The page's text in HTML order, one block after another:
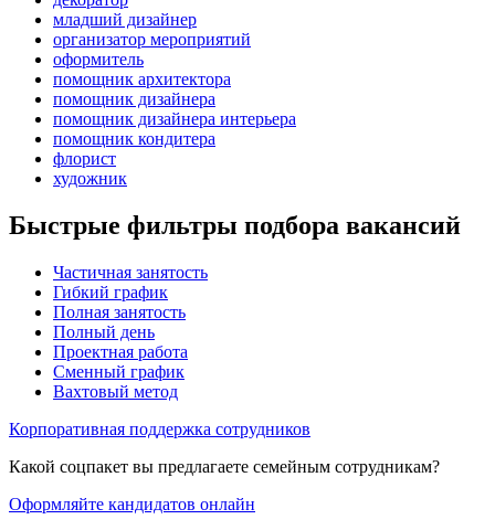
младший дизайнер
организатор мероприятий
оформитель
помощник архитектора
помощник дизайнера
помощник дизайнера интерьера
помощник кондитера
флорист
художник
Быстрые фильтры подбора вакансий
Частичная занятость
Гибкий график
Полная занятость
Полный день
Проектная работа
Сменный график
Вахтовый метод
Корпоративная поддержка сотрудников
Какой соцпакет вы предлагаете семейным сотрудникам?
Оформляйте кандидатов онлайн